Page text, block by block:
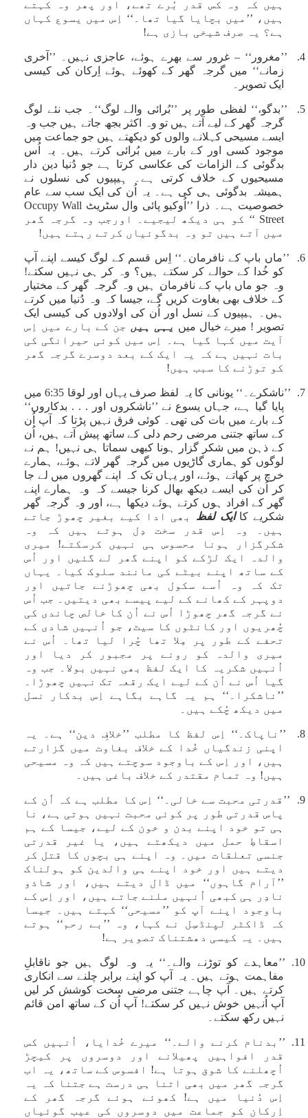
ہیں کہ وہ کس قدر بُرے تھے، اور پھر وہ کہتے
ہیں، ’’میں بچایا گیا تھا۔‘‘ اِس میں یسوع کہاں
ہے؟ یہ صرف شیخی بازی ہے!
4. ’’مغرور‘‘ – غرور سے بھرے ہوئے، عاجزی نہیں۔ ’’آخری
زمانے‘‘ میں گرجہ گھر کے کھوئے ہوئے اِرکان کی کیسی
ایک تصویر۔
5. ’’بدگو،‘‘ لفظی طور پر ’’بُرائی والے لوگ‘‘۔ جب نئے لوگ
گرجہ گھر کے لیے آتے ہیں تو وہ اکثر بجھ جاتے ہیں جب وہ
ایسے مسیحی کہلانے والوں کو دیکھتے ہیں جو جماعت میں
موجود کسی اور کے بارے میں بُرائی کرتے ہیں۔ یہ اُس
بدگوئی کے الزامات کی عکاسی کرتا ہے جو دُنیا دین دار
مسیحیوں کے خلاف کرتی ہے۔ ہِیپیوں کی نسلوں نے
ہمیشہ بدگوئی ہی کی ہے۔ یہ اُن کی ایک سب سے عام
خصوصیت ہے۔ ذرا ’’اُوکیو پائی وال سٹریٹ Occupy Wall
Street ‘‘ کو ہی دیکھ لیجیے۔ اورجب وہ گرجہ گھر
میں آتے ہیں تو وہ بدگوئیاں کرتے رہتے ہیں!
6. ’’ماں باپ کے نافرمان۔‘‘ اِس قسم کے لوگ کیسے اپنے آپ
کو خُدا کے حوالے کر سکتے ہیں؟ وہ کر ہی نہیں سکتے!
وہ جو ماں باپ کے نافرمان ہیں وہ گرجہ گھر کے مختیار
کے خلاف بھی بغاوت کریں گے، جیسا کہ وہ دُنیا میں کرتے
ہیں۔ ہیپیوں کے نسل اور اُن کی اولادوں کی کیسی ایک
تصویر ! میرے خیال میں یہی ہیں جن کے بارے میں اِس
آیت میں کہا گیا ہے۔ اِس میں کوئی حیرانگی کی
بات نہیں ہے کہ یہ ایک کے بعد دوسرے گرجہ گھر
کو توڑنے کا سبب ہیں!
7. ’’ناشکرے۔‘‘ یونانی کا یہ لفظ صرف یہاں اور لوقا 6:35 میں
پایا گیا ہے، جہاں یسوع نے ’’ناشکروں اور . . . بدکاروں‘‘
کے بارے میں بات کی تھی۔ کوئی فرق نہیں پڑتا کہ آپ اُن
کے ساتھ جتنی مرضی رحم دلی کے ساتھ پیش آتے ہیں، اُن
کے ذہن میں شکر گزار ہونا کبھی سماتا ہی نہیں! ہم نے
لوگوں کو ہماری گاڑیوں میں گرجہ گھر لاتے ہوئے، ہمارے
خرچ پر کھاتے ہوئے، اور یہاں تک کہ اپنے گھروں میں لے جا
کر اُن کی ایسے دیکھ بھال کرنا جیسے کہ وہ ہمارے اپنے
گھر کے افراد ہوں کرتے ہوئے دیکھا ہے، اور وہ گرجہ گھر
شکریے کا ایک لفظ بھی ادا کیے بغیر چھوڑ جاتے
ہیں۔ وہ اِس قدر سخت دِل ہوتے ہیں کہ وہ
شکرگزار ہونا محسوس ہی نہیں کرسکتے! میری
والدہ ایک لڑکے کو اپنے گھر لے گئیں اور اُس
کے ساتھ اپنے بیٹے کی مانند سلوک کیا۔ یہاں
تک کہ وہ اُسے سکول بھی چھوڑنے جاتیں اور
دوپہر کے کھانے کے لیے پیسے بھی دیتیں۔ جب اُس
نے گرجہ گھر چھوڑا اُس نے اُن کا خالص چاندی کی
چُھریوں اور کانٹوں کا سیٹ، جو اُنہیں شادی کے
تحفے کے طور پر مِلا تھا چُرا لیا تھا۔ اُس نے
میری والدہ کو رونے پر مجبور کر دیا اور
اُنہیں شکریہ کا ایک لفظ بھی نہیں بولا۔ جب وہ
گیا اُس نے اُن کے لیے ایک رقعہ تک نہیں چھوڑا۔
’’ناشکرا۔‘‘ ہم یہ گاہے بگاہے اِس بدکار نسل
میں دیکھ چُکے ہیں۔
8. ’’ناپاک۔‘‘ اِس لفظ کا مطلب ’’خلافِ دین‘‘ ہے۔ یہ
اپنی زندگیاں خُدا کے خلاف بغاوت میں گزارتے
ہیں، اور اِس کے باوجود سوچتے ہیں کہ وہ مسیحی
ہیں! وہ تمام مقتدر کے خلاف باغی ہیں۔
9. ’’قدرتی محبت سے خالی۔‘‘ اِس کا مطلب ہے کہ اُن کے
پاس قدرتی طور پر کوئی محبت نہیں ہوتی ہے، نا
ہی تو خود اپنے بدن و خون کے لیے، جیسا کے ہم
اسقاطِ حمل میں دیکھتے ہیں، یا غیر قدرتی
جنسی تعلقات میں۔ وہ اپنے ہی بچوں کا قتل کر
دیتے ہیں اور خود اپنے ہی والدین کو ہولناک
’’آرام گاہوں‘‘ میں ڈال دیتے ہیں، اور شاذو
نادِر ہی کبھی اُنہیں ملنے جاتے ہیں، اور اِس کے
باوجود اپنے آپ کو ’’مسیحی‘‘ کہتے ہیں۔ جیسا
کہ ڈاکٹر لیِنڈسِل نے کہا، وہ ’’بے رحم‘‘ ہوتے
ہیں۔ یہ کیسی دھشتناک تصویر ہے!
10. ’’معاہدے کو توڑنے والے۔‘‘ یہ وہ لوگ ہیں جو ناقابلِ
مفاہمت ہوتے ہیں۔ یہ آپ کو اپنے برابر چلنے سے انکاری
کرتے ہیں۔ آپ چاہے جتنی مرضی سخت کوشش کر لیں
آپ اُنہیں خوش نہیں کر سکتے! آپ اُن کے ساتھ امن قائم
نہیں رکھ سکتے۔
11. ’’بدنام کرنے والے۔‘‘ میرے خُدایا، اُنہیں کس
قدر افواہیں پھیلانے اور دوسروں پر کیچڑ
اُچھلنے کا شوق ہوتا ہے! افسوس کے ساتھ، یہ اب
گرجہ گھر میں بھی اتنا ہی درست ہے جتنا کہ یہ
اِس دُنیا میں ہے! کھوئے ہوئے گرجہ گھر کے
اِرکان کو جماعت میں دوسروں کی عیب گوئیاں